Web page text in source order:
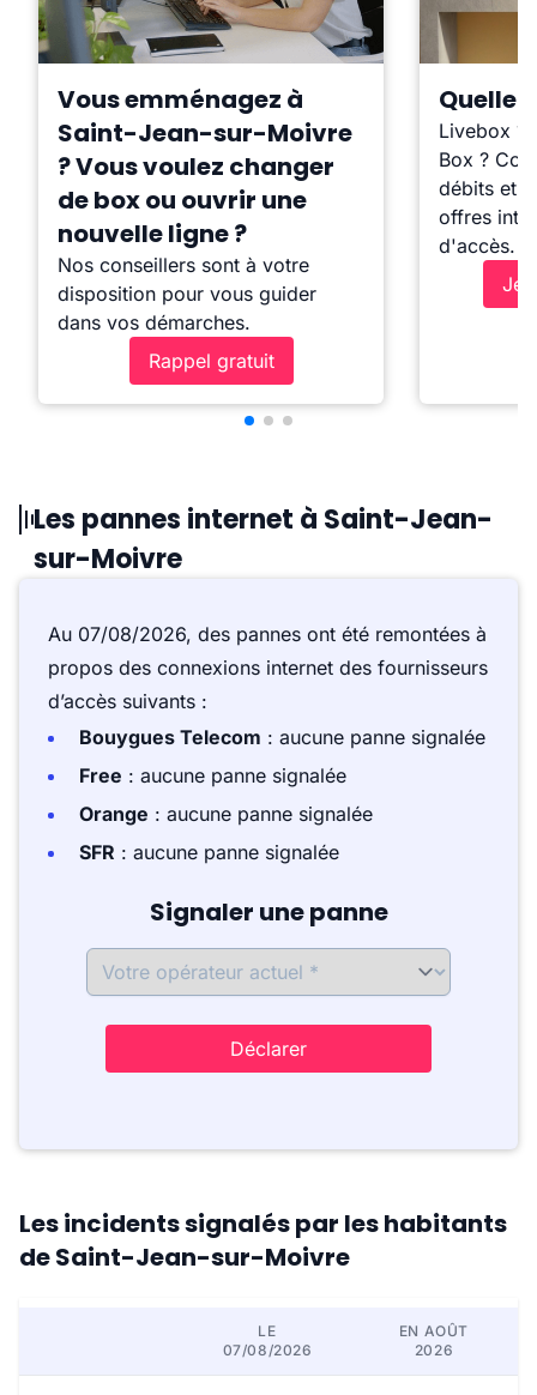
Vous emménagez à
Saint-Jean-sur-Moivre
? Vous voulez changer
de box ou ouvrir une
nouvelle ligne ?
Nos conseillers sont à votre
disposition pour vous guider
dans vos démarches.
Rappel gratuit
Quelle
Livebox ?
Box ?
débits et
offres
d'accès.
Je
Les pannes internet à Saint-Jean-
sur-Moivre
Au 07/08/2026, des pannes ont été remontées à
propos des connexions internet des fournisseurs
d’accès suivants :
Bouygues Telecom : aucune panne signalée
Free : aucune panne signalée
Orange : aucune panne signalée
SFR : aucune panne signalée
Signaler une panne
Déclarer
Les incidents signalés par les habitants
de Saint-Jean-sur-Moivre
LE
07/08/2026
EN AOÛT
2026